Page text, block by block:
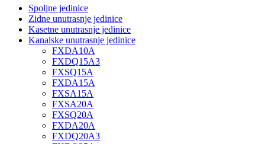
Spoljne jedinice
Zidne unutrasnje jedinice
Kasetne unutrasnje jedinice
Kanalske unutrasnje jedinice
FXDA10A
FXDQ15A3
FXSQ15A
FXDA15A
FXSA15A
FXSA20A
FXSQ20A
FXDA20A
FXDQ20A3